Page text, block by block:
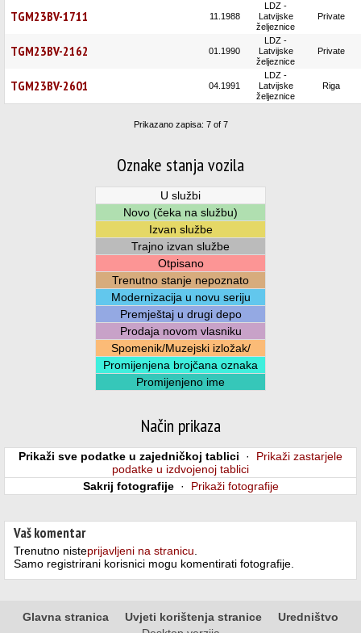
TGM23BV-1711 11.1988
LDZ -
Latvijske
željeznice
Private
TGM23BV-2162 01.1990
LDZ -
Latvijske
željeznice
Private
TGM23BV-2601 04.1991
LDZ -
Latvijske
željeznice
Riga
Prikazano zapisa: 7 of 7
Oznake stanja vozila
U službi
Novo (čeka na službu)
Izvan službe
Trajno izvan službe
Otpisano
Trenutno stanje nepoznato
Modernizacija u novu seriju
Premještaj u drugi depo
Prodaja novom vlasniku
Spomenik/Muzejski izložak/
Promijenjena brojčana oznaka
Promijenjeno ime
Način prikaza
Prikaži sve podatke u zajedničkoj tablici · Prikaži zastarjele
podatke u izdvojenoj tablici
Sakrij fotografije· Prikaži fotografije
Vaš komentar
Trenutno nisteprijavljeni na stranicu
Samo registrirani korisnici mogu komentirati fotografije.
Glavna stranica Uvjeti korištenja stranice
Uredništvo